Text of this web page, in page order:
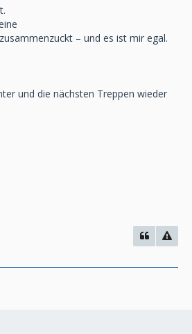
– und es ist mir egal.
und die nächsten Treppen wieder